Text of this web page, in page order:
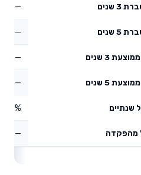
שנים —
שנים —
3 שנים —
5 שנים —
שנתיים 0.19%
מהפקדה —